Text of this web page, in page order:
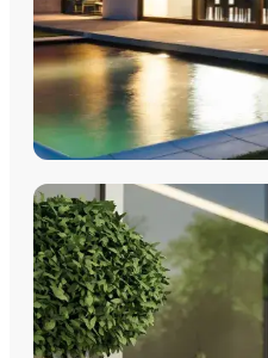
FENÊTRES
Fenêtres PVC Fenêtres
Fenêtres Bois
Découvrez nos fenêtres PVC,
multimatériaux, avec pose par